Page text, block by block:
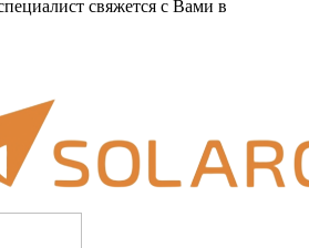
свяжется с Вами в